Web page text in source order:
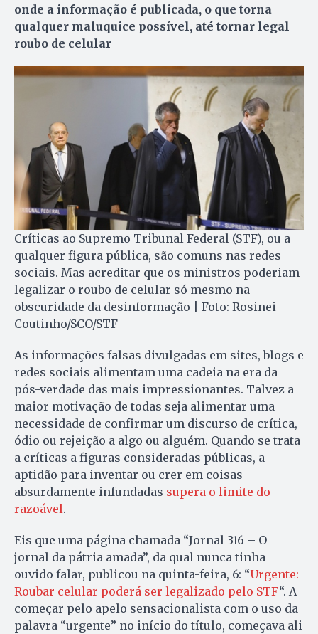
onde a informação é publicada, o que torna
qualquer maluquice possível, até tornar legal
roubo de celular
Críticas ao Supremo Tribunal Federal (STF), ou a
qualquer figura pública, são comuns nas redes
sociais. Mas acreditar que os ministros poderiam
legalizar o roubo de celular só mesmo na
obscuridade da desinformação | Foto: Rosinei
Coutinho/SCO/STF
As informações falsas divulgadas em sites, blogs e
redes sociais alimentam uma cadeia na era da
pós-verdade das mais impressionantes. Talvez a
maior motivação de todas seja alimentar uma
necessidade de confirmar um discurso de crítica,
ódio ou rejeição a algo ou alguém. Quando se trata
a críticas a figuras consideradas públicas, a
aptidão para inventar ou crer em coisas
absurdamente infundadas supera o limite do
razoável.
Eis que uma página chamada “Jornal 316 – O
jornal da pátria amada”, da qual nunca tinha
ouvido falar, publicou na quinta-feira, 6: “Urgente:
Roubar celular poderá ser legalizado pelo STF“. A
começar pelo apelo sensacionalista com o uso da
palavra “urgente” no início do título, começava ali